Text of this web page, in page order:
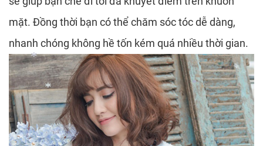
*
*
*
mặt. Đồng thời bạn có thể chăm sóc tóc dễ dàng,
nhanh chóng không hề tốn kém quá nhiều thời gian.